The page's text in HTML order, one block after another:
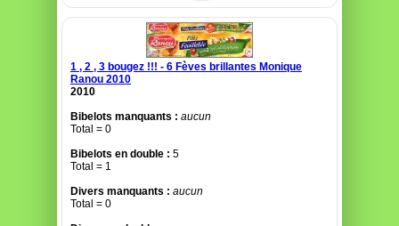
1 , 2 , 3 bougez !!! - 6 Fèves brillantes Monique
Ranou 2010
2010
Bibelots manquants : aucun
Total = 0
Bibelots en double : 5
Total = 1
Divers manquants : aucun
Total = 0